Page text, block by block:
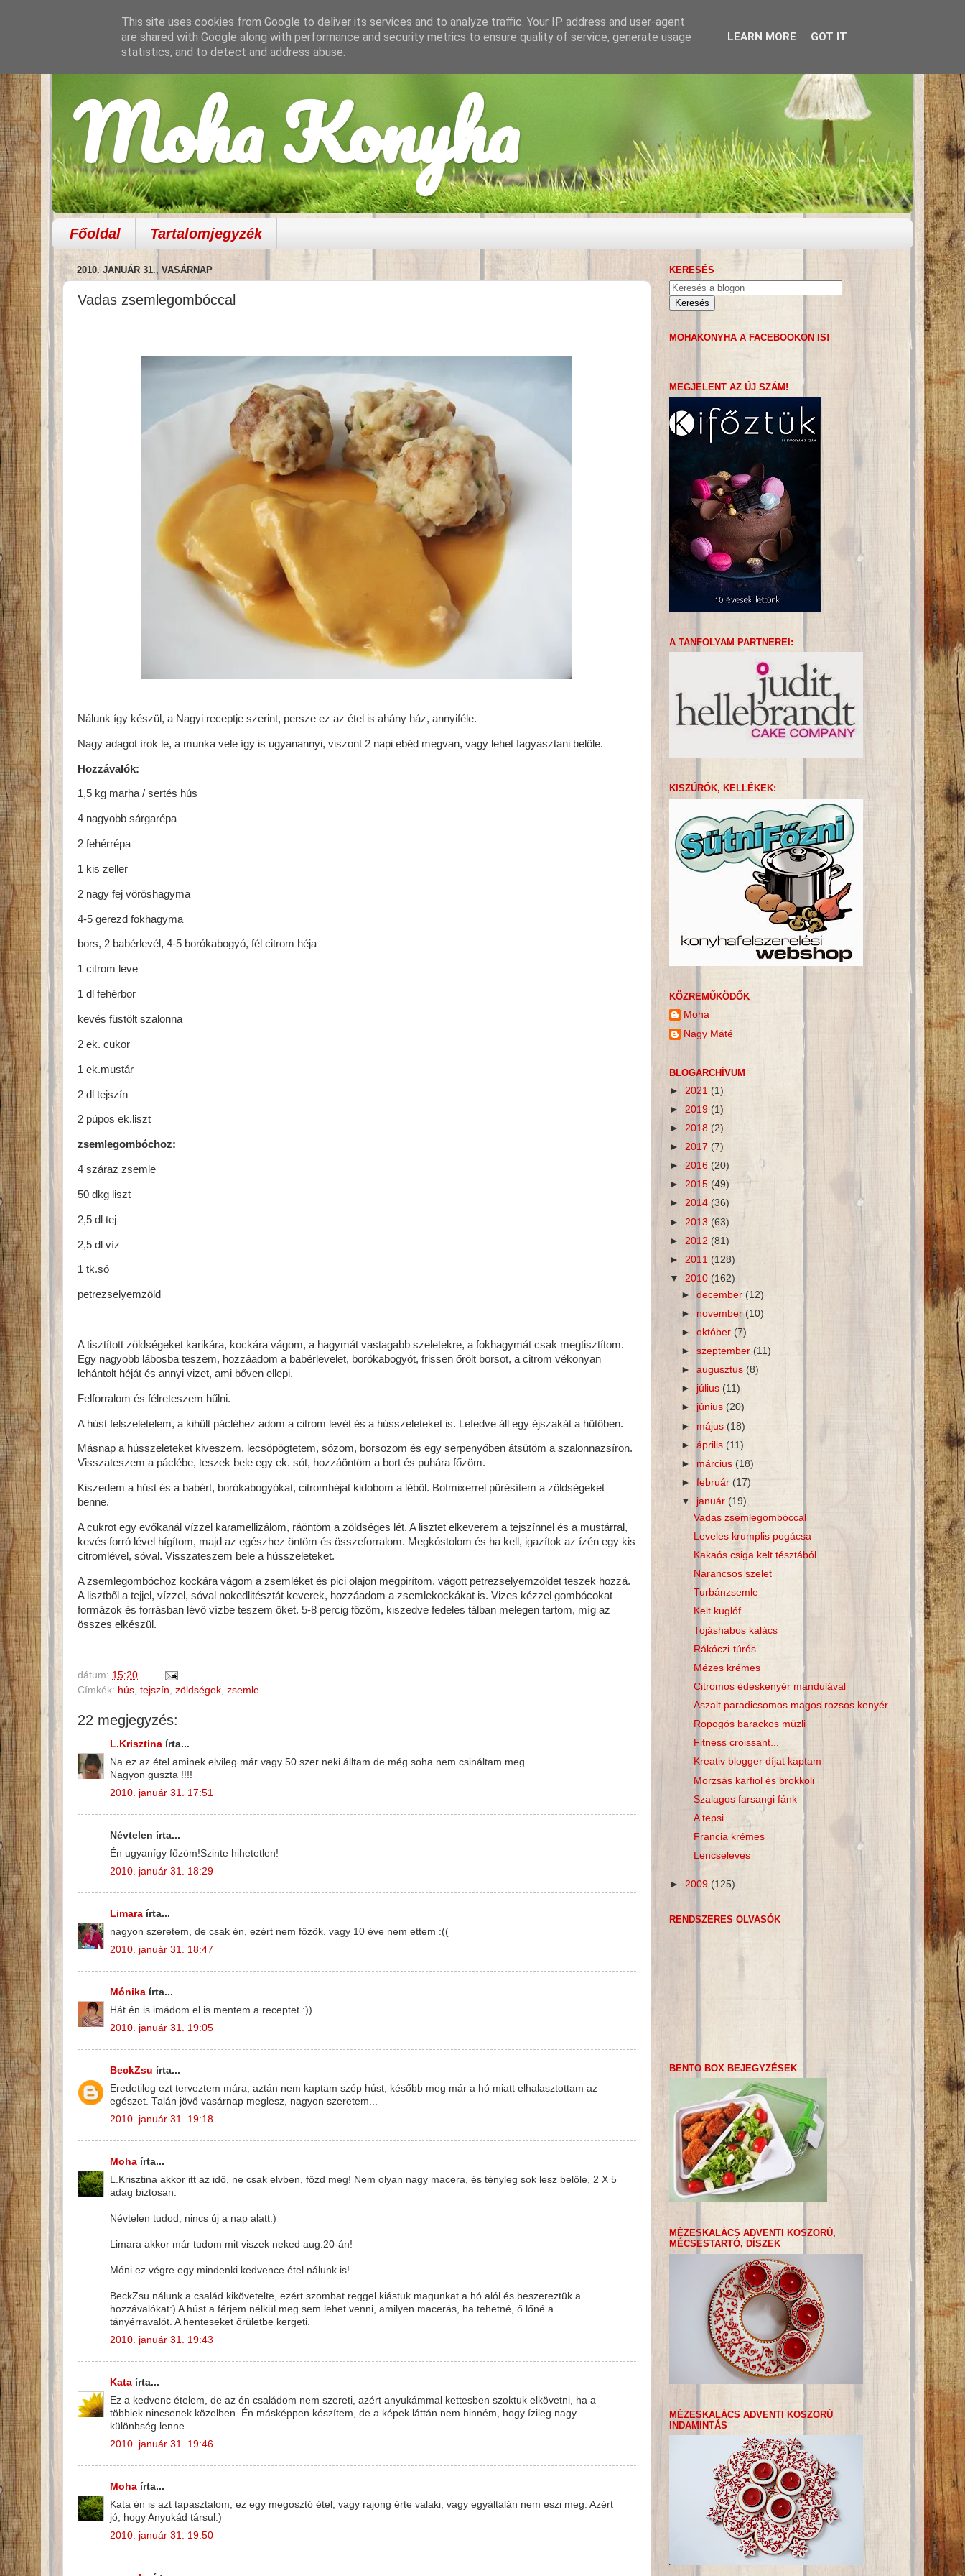
Moha Konyha
Főoldal Tartalomjegyzék
2010. JANUÁR 31., VASÁRNAP
Vadas zsemlegombóccal
Nálunk így készül, a Nagyi receptje szerint, persze ez az étel is ahány ház, annyiféle.
Nagy adagot írok le, a munka vele így is ugyanannyi, viszont 2 napi ebéd megvan, vagy lehet fagyasztani belőle.
Hozzávalók:
1,5 kg marha / sertés hús
4 nagyobb sárgarépa
2 fehérrépa
1 kis zeller
2 nagy fej vöröshagyma
4-5 gerezd fokhagyma
bors, 2 babérlevél, 4-5 borókabogyó, fél citrom héja
1 citrom leve
1 dl fehérbor
kevés füstölt szalonna
2 ek. cukor
1 ek.mustár
2 dl tejszín
2 púpos ek.liszt
zsemlegombóchoz:
4 száraz zsemle
50 dkg liszt
2,5 dl tej
2,5 dl víz
1 tk.só
petrezselyemzöld
A tisztított zöldségeket karikára, kockára vágom, a hagymát vastagabb szeletekre, a fokhagymát csak megtisztítom.
Egy nagyobb lábosba teszem, hozzáadom a babérlevelet, borókabogyót, frissen őrölt borsot, a citrom vékonyan
lehántolt héját és annyi vizet, ami bőven ellepi.
Felforralom és félreteszem hűlni.
A húst felszeletelem, a kihűlt pácléhez adom a citrom levét és a hússzeleteket is. Lefedve áll egy éjszakát a hűtőben.
Másnap a hússzeleteket kiveszem, lecsöpögtetem, sózom, borsozom és egy serpenyőben átsütöm a szalonnazsíron.
Visszateszem a páclébe, teszek bele egy ek. sót, hozzáöntöm a bort és puhára főzöm.
Kiszedem a húst és a babért, borókabogyókat, citromhéjat kidobom a léből. Botmixerrel pürésítem a zöldségeket
benne.
A cukrot egy evőkanál vízzel karamellizálom, ráöntöm a zöldséges lét. A lisztet elkeverem a tejszínnel és a mustárral,
kevés forró lével hígítom, majd az egészhez öntöm és összeforralom. Megkóstolom és ha kell, igazítok az ízén egy kis
citromlével, sóval. Visszateszem bele a hússzeleteket.
A zsemlegombóchoz kockára vágom a zsemléket és pici olajon megpirítom, vágott petrezselyemzöldet teszek hozzá.
A lisztből a tejjel, vízzel, sóval nokedlitésztát keverek, hozzáadom a zsemlekockákat is. Vizes kézzel gombócokat
formázok és forrásban lévő vízbe teszem őket. 5-8 percig főzöm, kiszedve fedeles tálban melegen tartom, míg az
összes elkészül.
dátum: 15:20
Címkék: hús tejszín zöldségek zsemle
22 megjegyzés:
L.Krisztina írta...
Na ez az étel aminek elvileg már vagy 50 szer neki álltam de még soha nem csináltam meg.
Nagyon guszta !!!!
2010. január 31. 17:51
Névtelen írta...
Én ugyanígy főzöm!Szinte hihetetlen!
2010. január 31. 18:29
Limara írta...
nagyon szeretem, de csak én, ezért nem főzök. vagy 10 éve nem ettem :((
2010. január 31. 18:47
Mónika írta...
Hát én is imádom el is mentem a receptet.:))
2010. január 31. 19:05
BeckZsu írta...
Eredetileg ezt terveztem mára, aztán nem kaptam szép húst, később meg már a hó miatt elhalasztottam az
egészet. Talán jövő vasárnap meglesz, nagyon szeretem...
2010. január 31. 19:18
Moha írta...
L.Krisztina akkor itt az idő, ne csak elvben, főzd meg! Nem olyan nagy macera, és tényleg sok lesz belőle, 2 X 5
adag biztosan.
Névtelen tudod, nincs új a nap alatt:)
Limara akkor már tudom mit viszek neked aug.20-án!
Móni ez végre egy mindenki kedvence étel nálunk is!
BeckZsu nálunk a család kikövetelte, ezért szombat reggel kiástuk magunkat a hó alól és beszereztük a
hozzávalókat:) A húst a férjem nélkül meg sem lehet venni, amilyen macerás, ha tehetné, ő lőné a
tányérravalót. A henteseket őrületbe kergeti.
2010. január 31. 19:43
Kata írta...
Ez a kedvenc ételem, de az én családom nem szereti, azért anyukámmal kettesben szoktuk elkövetni, ha a
többiek nincsenek közelben. Én másképpen készítem, de a képek láttán nem hinném, hogy ízileg nagy
különbség lenne...
2010. január 31. 19:46
Moha írta...
Kata én is azt tapasztalom, ez egy megosztó étel, vagy rajong érte valaki, vagy egyáltalán nem eszi meg. Azért
jó, hogy Anyukád társul:)
2010. január 31. 19:50
KERESÉS
MOHAKONYHA A FACEBOOKON IS!
MEGJELENT AZ ÚJ SZÁM!
A TANFOLYAM PARTNEREI:
KISZÚRÓK, KELLÉKEK:
KÖZREMŰKÖDŐK
Moha
Nagy Máté
BLOGARCHÍVUM
► 2021 (1)
► 2019 (1)
► 2018 (2)
► 2017 (7)
► 2016 (20)
► 2015 (49)
► 2014 (36)
► 2013 (63)
► 2012 (81)
► 2011 (128)
▼ 2010 (162)
►december(12)
► november (10)
►október (7)
►szeptember(11)
►augusztus (8)
► július(11)
► június(20)
► május (18)
►április (11)
► március(18)
►február(17)
▼ január (19)
Vadas zsemlegombóccal
Leveles krumplis pogácsa
Kakaós csiga kelt tésztából
Narancsos szelet
Turbánzsemle
Kelt kuglóf
Tojáshabos kalács
Rákóczi-túrós
Mézes krémes
Citromos édeskenyér mandulával
Aszalt paradicsomos magos rozsos kenyér
Ropogós barackos müzli
Fitness croissant...
Kreativ blogger díjat kaptam
Morzsás karfiol és brokkoli
Szalagos farsangi fánk
A tepsi
Francia krémes
Lencseleves
► 2009 (125)
RENDSZERES OLVASÓK
BENTO BOX BEJEGYZÉSEK
MÉZESKALÁCS ADVENTI KOSZORÚ,
MÉCSESTARTÓ, DÍSZEK
MÉZESKALÁCS ADVENTI KOSZORÚ
INDAMINTÁS
This site uses cookies from Google to deliver its services and to analyze traffic. Your IP address and user-agent
are shared with Google along with performance and security metrics to ensure quality of service, generate usage
statistics, and to detect and address abuse.
LEARN MORE GOT IT